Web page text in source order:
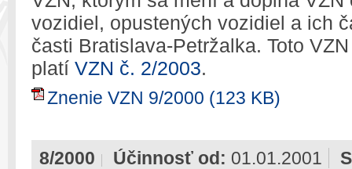
vozidiel, opustených vozidiel a ich
časti Bratislava-Petržalka. Toto
platí VZN č. 2/2003.
Znenie VZN 9/2000 (123 KB)
8/2000 Účinnosť od: 01.01.2001